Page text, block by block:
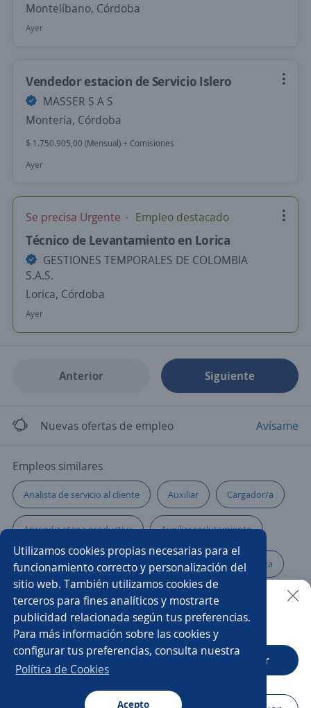
Utilizamos cookies propias necesarias para el
funcionamiento correcto y personalización del
sitio web. También utilizamos cookies de
terceros para fines analíticos y mostrarte
publicidad relacionada según tus preferencias.
Para más información sobre las cookies y
configurar tus preferencias, consulta nuestra
Política de Cookies
Acepto
Montelíbano, Córdoba
Ayer
Vendedor estacion de Servicio Islero
MASSER S A S
Montería, Córdoba
$ 1.750.905,00 (Mensual) + Comisiones
Ayer
Se precisa Urgente Empleo destacado
Técnico de Levantamiento en Lorica
GESTIONES TEMPORALES DE COLOMBIA
S.A.S.
Lorica, Córdoba
Ayer
Anterior Siguiente
Nuevas ofertas de empleo Avísame
Empleos similares
Analista de servicio al cliente Auxiliar Cargador/a
Aprendiz etapa productiva Auxiliar reclutamiento
Impulsador/a Mecánico/a Asesor/a de cobranza
Asistente de producción Supernumerario/a
Auxiliar servicio al cliente Ejecutivo/a de ventas
Técnico/a electricista
Teleoperador/a
Buscar es más fácil en la app
CT App Abrir